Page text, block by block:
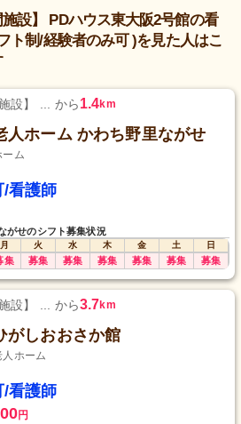
施設】 PDハウス東大阪2号館の看
ト制/経験者のみ可 )を見た人はこ
設】 ... から1.4km
人ホーム かわち野里ながせ
ーム
/看護師
がせのシフト募集状況
月 火 水 木 金 土
日
集 募集 募集 募集 募集 募集 募集
設】 ... から3.7km
がしおおさか館
ホーム
/看護師
円